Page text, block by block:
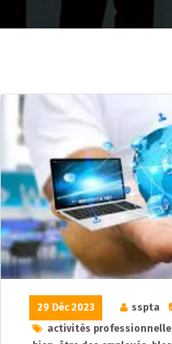
29 Déc 2023 sspta
activités